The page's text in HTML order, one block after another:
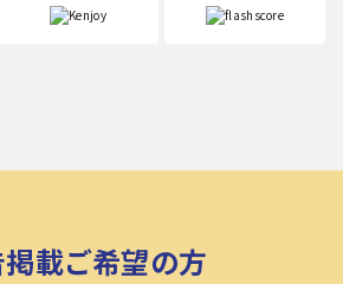
載ご希望の方